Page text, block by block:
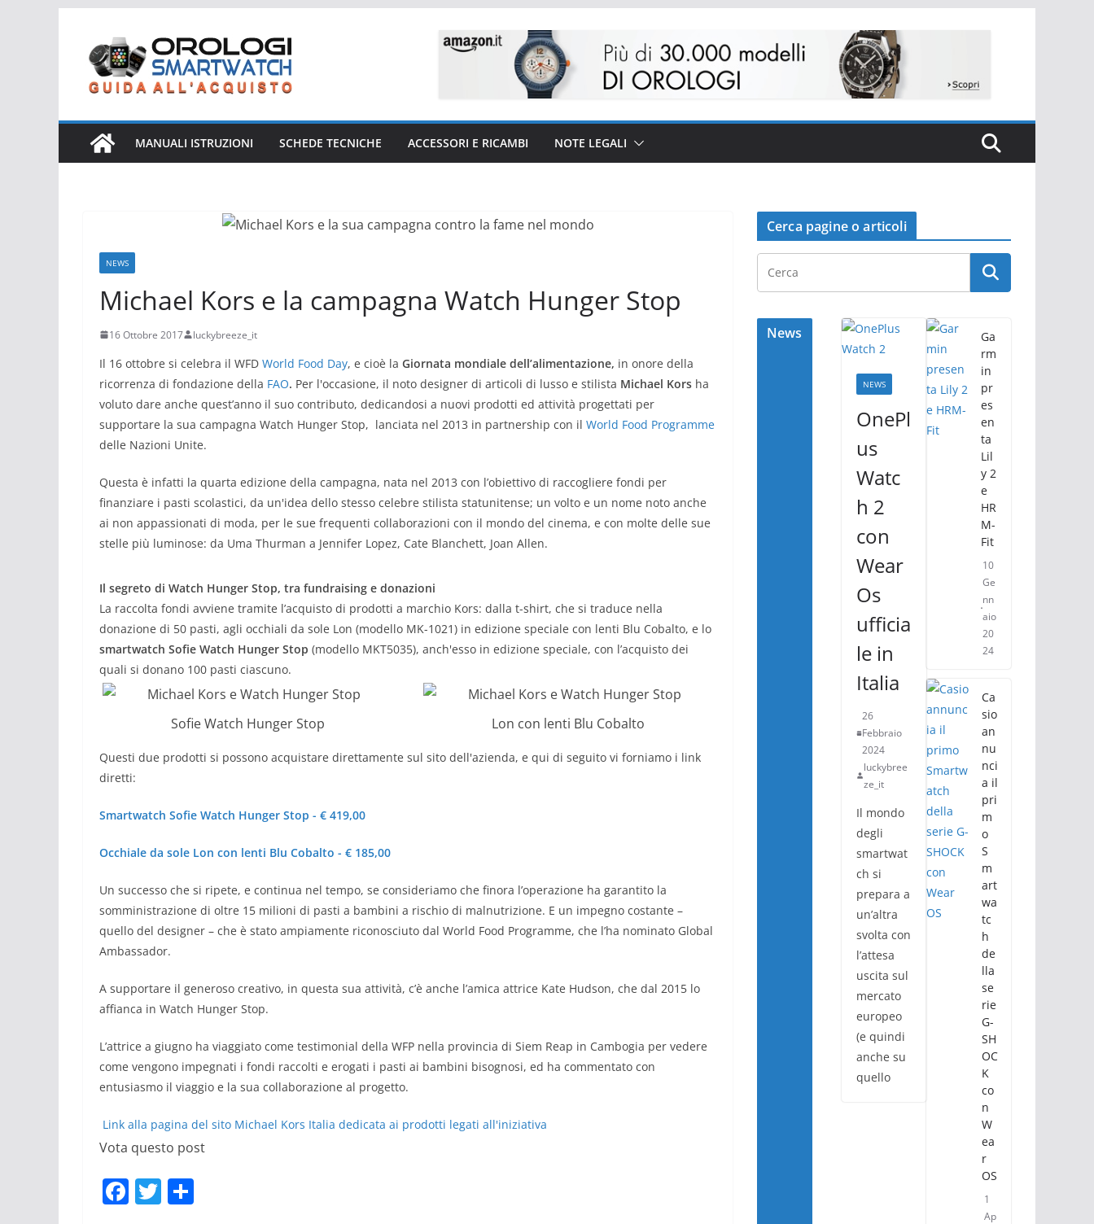
contenuto
MANUALI ISTRUZIONI SCHEDE TECNICHE ACCESSORI E RICAMBI NOTE LEGALI
NEWS
Michael Kors e la campagna Watch Hunger Stop
16 Ottobre 2017 luckybreeze_it
Il 16 ottobre si celebra il WFD World Food Day, e cioè la Giornata mondiale dell’alimentazione, in onore della
ricorrenza di fondazione della FAO. Per l'occasione, il noto designer di articoli di lusso e stilista Michael Kors ha
voluto dare anche quest’anno il suo contributo, dedicandosi a nuovi prodotti ed attività progettati per
supportare la sua campagna Watch Hunger Stop, lanciata nel 2013 in partnership con il World Food Programme
delle Nazioni Unite.
Questa è infatti la quarta edizione della campagna, nata nel 2013 con l’obiettivo di raccogliere fondi per
finanziare i pasti scolastici, da un'idea dello stesso celebre stilista statunitense; un volto e un nome noto anche
ai non appassionati di moda, per le sue frequenti collaborazioni con il mondo del cinema, e con molte delle sue
stelle più luminose: da Uma Thurman a Jennifer Lopez, Cate Blanchett, Joan Allen.
Il segreto di Watch Hunger Stop, tra fundraising e donazioni
La raccolta fondi avviene tramite l’acquisto di prodotti a marchio Kors: dalla t-shirt, che si traduce nella
donazione di 50 pasti, agli occhiali da sole Lon (modello MK-1021) in edizione speciale con lenti Blu Cobalto, e lo
smartwatch Sofie Watch Hunger Stop (modello MKT5035), anch'esso in edizione speciale, con l’acquisto dei
quali si donano 100 pasti ciascuno.
Sofie Watch Hunger Stop Lon con lenti Blu Cobalto
Questi due prodotti si possono acquistare direttamente sul sito dell'azienda, e qui di seguito vi forniamo i link
diretti:
Smartwatch Sofie Watch Hunger Stop - € 419,00
Occhiale da sole Lon con lenti Blu Cobalto - € 185,00
Un successo che si ripete, e continua nel tempo, se consideriamo che finora l’operazione ha garantito la
somministrazione di oltre 15 milioni di pasti a bambini a rischio di malnutrizione. E un impegno costante –
quello del designer – che è stato ampiamente riconosciuto dal World Food Programme, che l’ha nominato Global
Ambassador.
A supportare il generoso creativo, in questa sua attività, c’è anche l’amica attrice Kate Hudson, che dal 2015 lo
affianca in Watch Hunger Stop.
L’attrice a giugno ha viaggiato come testimonial della WFP nella provincia di Siem Reap in Cambogia per vedere
come vengono impegnati i fondi raccolti e erogati i pasti ai bambini bisognosi, ed ha commentato con
entusiasmo il viaggio e la sua collaborazione al progetto.
Link alla pagina del sito Michael Kors Italia dedicata ai prodotti legati all'iniziativa
Vota questo post
F T
Cerca pagine o articoli
News
NEWS
OnePl
us
Watc
h 2
con
Wear
Os
ufficia
le in
Italia
26
Febbraio
2024
luckybree
ze_it
Il mondo
degli
smartwat
ch si
prepara a
un’altra
svolta con
l’attesa
uscita sul
mercato
europeo
(e quindi
anche su
quello
Ga
rm
in
pr
es
en
ta
Lil
y 2
e
HR
M-
Fit
10
Ge
nn
aio
20
24
Ca
sio
an
nu
nci
a il
pri
m
o
S
m
art
wa
tc
h
de
lla
se
rie
G-
SH
OC
K
co
n
W
ea
r
OS
1
Ap